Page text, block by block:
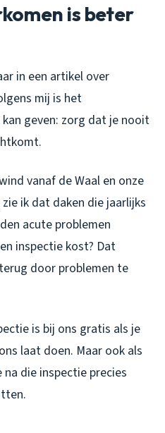
is beter
in een artikel over
mij is het
geven: zorg dat je nooit
vanaf de Waal en onze
ik dat daken die jaarlijks
acute problemen
inspectie kost? Dat
door problemen te
is bij ons gratis als je
laat doen. Maar ook als
die inspectie precies